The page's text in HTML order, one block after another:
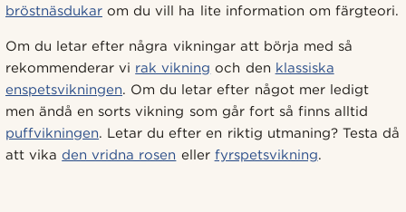
bröstnäsdukar om du vill ha lite information om färgteori.
Om du letar efter några vikningar att börja med så
rekommenderar vi rak vikning och den klassiska
enspetsvikningen. Om du letar efter något mer ledigt
men ändå en sorts vikning som går fort så finns alltid
puffvikningen. Letar du efter en riktig utmaning? Testa då
att vika den vridna rosen eller fyrspetsvikning.